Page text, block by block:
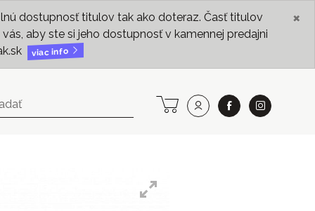
dostupnosť titulov tak ako doteraz. Časť titulov
aby ste si jeho dostupnosť v kamennej predajni
viac info
×